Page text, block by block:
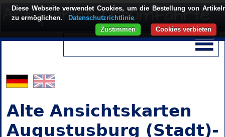
Alte Ansichtskarten
Augustusburg (Stadt)-
Diese Webseite verwendet Cookies, um die Bestellung von
zu ermöglichen.
Datenschutzrichtlinie
Cookies verbieten
Zustimmen